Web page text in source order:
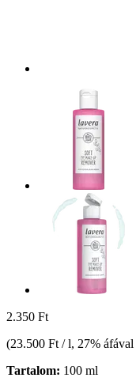
2.350 Ft
(23.500 Ft / l, 27% áfával
Tartalom: 100 ml